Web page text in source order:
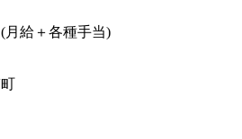
月給＋各種手当)